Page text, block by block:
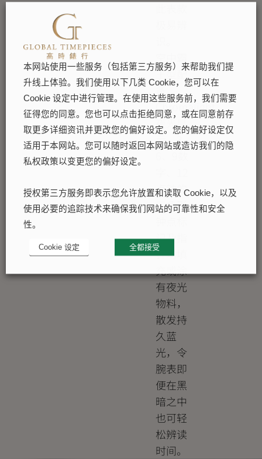
王型配
备
Chromalight
夜光显
示，3、
点钟的
三角形
记及指
针均填
充或涂
有夜光
物料，
散发持
久蓝
光，令
腕表即
便在黑
暗之中
也可轻
松辨读
时间。
本网站使用一些服务（包括第三方服务）来帮助我们提
升线上体验。我们使用以下几类 Cookie，您可以在
Cookie 设定中进行管理。在使用这些服务前，我们需要
征得您的同意。您也可以点击拒绝同意，或在同意前存
取更多详细资讯并更改您的偏好设定。您的偏好设定仅
适用于本网站。您可以随时返回本网站或造访我们的隐
私权政策以变更您的偏好设定。
授权第三方服务即表示您允许放置和读取 Cookie，以及
使用必要的追踪技术来确保我们网站的可靠性和安全
性。
Cookie 设定 全都接受